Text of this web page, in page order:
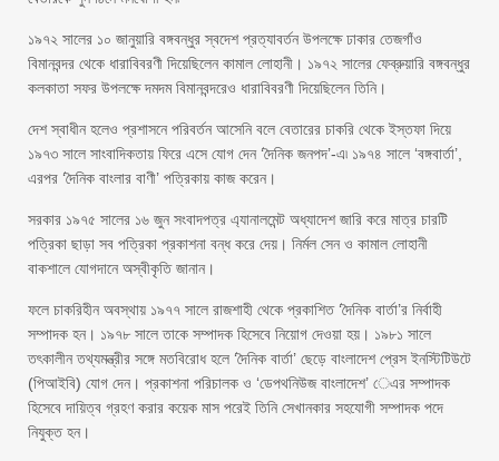
১৯৭২ সালের ১০ জানুয়ারি বঙ্গবন্ধুর স্বদেশ প্রত্যাবর্তন উপলক্ষে ঢাকার তেজগাঁও
বিমানবন্দর থেকে ধারাবিবরণী দিয়েছিলেন কামাল লোহানী। ১৯৭২ সালের ফেব্রুয়ারি বঙ্গবন্ধুর
কলকাতা সফর উপলক্ষে দমদম বিমানবন্দরেও ধারাবিবরণী দিয়েছিলেন তিনি।
দেশ স্বাধীন হলেও প্রশাসনে পরিবর্তন আসেনি বলে বেতারের চাকরি থেকে ইস্তফা দিয়ে
১৯৭৩ সালে সাংবাদিকতায় ফিরে এসে যোগ দেন ‘দৈনিক জনপদ’-এ৷ ১৯৭৪ সালে ‘বঙ্গবার্তা’,
এরপর ‘দৈনিক বাংলার বাণী’ পত্রিকায় কাজ করেন।
সরকার ১৯৭৫ সালের ১৬ জুন সংবাদপত্র এ্যানালমেন্ট অধ্যাদেশ জারি করে মাত্র চারটি
পত্রিকা ছাড়া সব পত্রিকা প্রকাশনা বন্ধ করে দেয়। নির্মল সেন ও কামাল লোহানী
বাকশালে যোগদানে অস্বীকৃতি জানান।
ফলে চাকরিহীন অবস্থায় ১৯৭৭ সালে রাজশাহী থেকে প্রকাশিত ‘দৈনিক বার্তা’র নির্বাহী
সম্পাদক হন। ১৯৭৮ সালে তাকে সম্পাদক হিসেবে নিয়োগ দেওয়া হয়। ১৯৮১ সালে
তৎকালীন তথ্যমন্ত্রীর সঙ্গে মতবিরোধ হলে ‘দৈনিক বার্তা’ ছেড়ে বাংলাদেশ প্রেস ইনস্টিটিউটে
(পিআইবি) যোগ দেন। প্রকাশনা পরিচালক ও ‘ডেপথনিউজ বাংলাদেশ’ েএর সম্পাদক
হিসেবে দায়িত্ব গ্রহণ করার কয়েক মাস পরেই তিনি সেখানকার সহযোগী সম্পাদক পদে
নিযুক্ত হন।